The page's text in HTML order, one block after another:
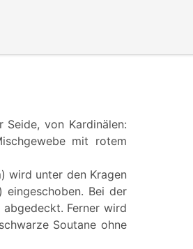
von Kardinälen:
mit rotem
wird unter den Kragen
Bei der
Ferner wird
Soutane ohne